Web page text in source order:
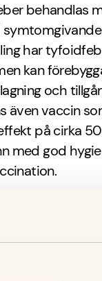
behandlas
har
kan
och
även vaccin
på cirka
med god
för